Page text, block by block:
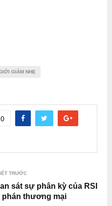
GIẢM NHẸ
0
TRƯỚC
sát sự phân kỳ của RSI
phán thương mại